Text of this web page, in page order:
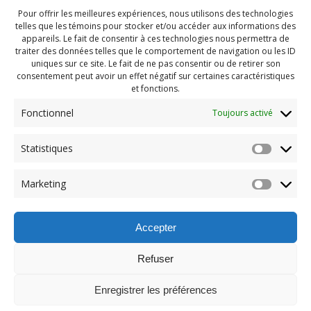
Pour offrir les meilleures expériences, nous utilisons des technologies
telles que les témoins pour stocker et/ou accéder aux informations des
appareils. Le fait de consentir à ces technologies nous permettra de
traiter des données telles que le comportement de navigation ou les ID
uniques sur ce site. Le fait de ne pas consentir ou de retirer son
consentement peut avoir un effet négatif sur certaines caractéristiques
et fonctions.
Fonctionnel Toujours activé
Statistiques
Marketing
Accepter
Refuser
Enregistrer les préférences
Navigation
de
l'article
Previous:
post:
© 2026 Maison des Jeunes de Boucherville.